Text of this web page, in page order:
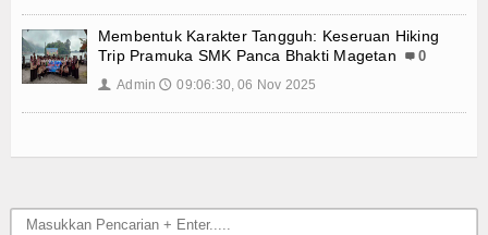
Berita
Pendidikan
SMK-KU
Membentuk Karakter Tangguh: Keseruan Hiking
Trip Pramuka SMK Panca Bhakti Magetan
0
👤 Admin 🕔 09:06:30, 06 Nov 2025